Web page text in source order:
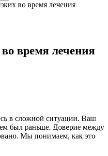
во время лечения
время лечения
в сложной ситуации. Ваш
был раньше. Доверие между
Мы понимаем, как это